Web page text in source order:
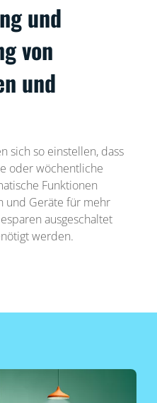
und
von
und
sich so einstellen, dass
oder wöchentliche
Funktionen
und Geräte für mehr
ausgeschaltet
werden.